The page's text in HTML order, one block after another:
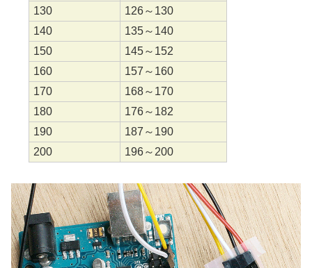
130
126～130
140
135～140
150
145～152
160
157～160
170
168～170
180
176～182
190
187～190
200
196～200